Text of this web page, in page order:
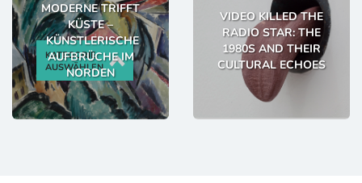
MODERNE TRIFFT
KÜSTE –
KÜNSTLERISCHE
AUFBRÜCHE IM
NORDEN
VIDEO KILLED THE
RADIO STAR: THE
1980S AND THEIR
CULTURAL ECHOES
KATEGORIE
AUSWÄHLEN